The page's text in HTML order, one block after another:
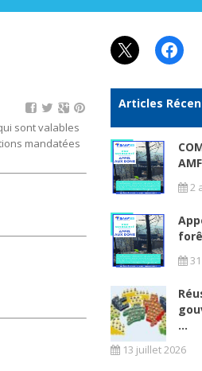
sont valables
mandatées
X
Articles
2
...
13 juillet 2026